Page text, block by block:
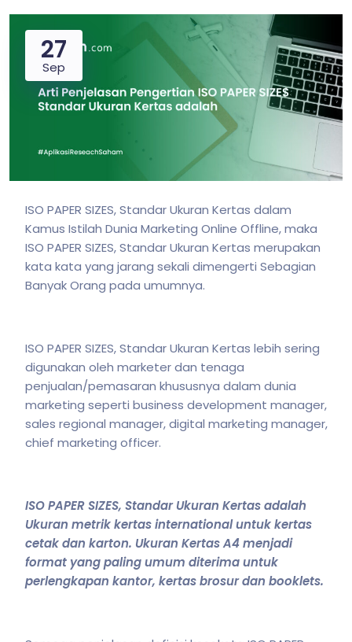
27
Sep
ISO PAPER SIZES, Standar Ukuran Kertas dalam
Kamus Istilah Dunia Marketing Online Offline, maka
ISO PAPER SIZES, Standar Ukuran Kertas merupakan
kata kata yang jarang sekali dimengerti Sebagian
Banyak Orang pada umumnya.
ISO PAPER SIZES, Standar Ukuran Kertas lebih sering
digunakan oleh marketer dan tenaga
penjualan/pemasaran khususnya dalam dunia
marketing seperti business development manager,
sales regional manager, digital marketing manager,
chief marketing officer.
ISO PAPER SIZES, Standar Ukuran Kertas adalah
Ukuran metrik kertas international untuk kertas
cetak dan karton. Ukuran Kertas A4 menjadi
format yang paling umum diterima untuk
perlengkapan kantor, kertas brosur dan booklets.